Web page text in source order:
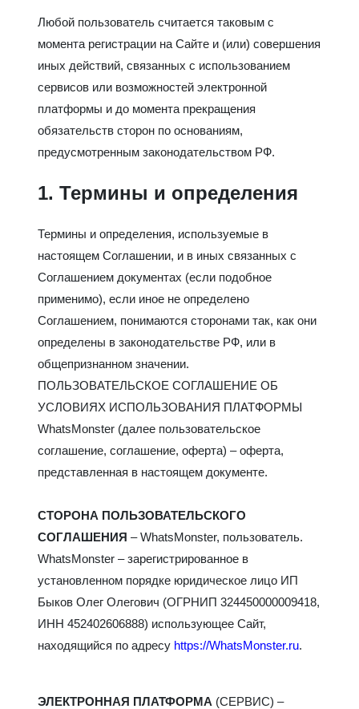
Любой пользователь считается таковым с
момента регистрации на Сайте и (или) совершения
иных действий, связанных с использованием
сервисов или возможностей электронной
платформы и до момента прекращения
обязательств сторон по основаниям,
предусмотренным законодательством РФ.
1. Термины и определения
Термины и определения, используемые в
настоящем Соглашении, и в иных связанных с
Соглашением документах (если подобное
применимо), если иное не определено
Соглашением, понимаются сторонами так, как они
определены в законодательстве РФ, или в
общепризнанном значении.
ПОЛЬЗОВАТЕЛЬСКОЕ СОГЛАШЕНИЕ ОБ
УСЛОВИЯХ ИСПОЛЬЗОВАНИЯ ПЛАТФОРМЫ
WhatsMonster (далее пользовательское
соглашение, соглашение, оферта) – оферта,
представленная в настоящем документе.
СТОРОНА ПОЛЬЗОВАТЕЛЬСКОГО
СОГЛАШЕНИЯ – WhatsMonster, пользователь.
WhatsMonster – зарегистрированное в
установленном порядке юридическое лицо ИП
Быков Олег Олегович (ОГРНИП 324450000009418,
ИНН 452402606888) использующее Сайт,
находящийся по адресу https://WhatsMonster.ru.
ЭЛЕКТРОННАЯ ПЛАТФОРМА (СЕРВИС) –